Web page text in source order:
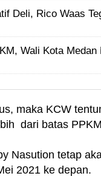
Deli, Rico Waas
Wali Kota
maka KCW
dari batas
Nasution tetap
2021 ke depan.